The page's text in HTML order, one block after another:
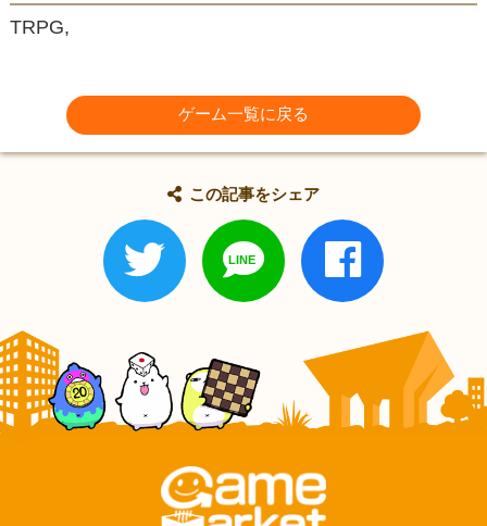
TRPG,
ゲーム一覧に戻る
この記事をシェア